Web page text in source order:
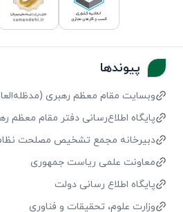
پیوندها
وبسایت مقام معظم رهبری
پایگاه اطلاع‌رسانی دفتر مقام معظم
دبیرخانه مجمع تشخیص مصلحت
معاونت علمی ریاست جمهوری
پایگاه اطلاع رسانی دولت
وزارت علوم، تحقیقات و فناوری